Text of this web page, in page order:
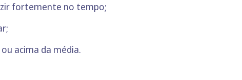
fortemente no tempo;
acima da média.